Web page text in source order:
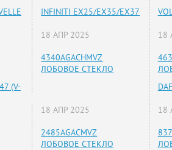
INFINITI EX25/EX35/EX37
(V-
18 АПР 2025
4340AGACHMVZ
ЛОБОВОЕ СТЕКЛО
18
18 АПР 2025
2485AGACMVZ
ЛОБОВОЕ СТЕКЛО
18